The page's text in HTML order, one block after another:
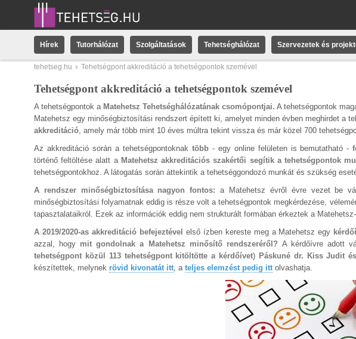
Hírek Tutorhálózat Szolgáltatások Tehetséghálózat Szervezetek és
tehetseg.hu Tehetségpont akkreditáció a tehetségpontok szemével
Tehetségpont akkreditáció a tehetségpontok szemével
A tehetségpontok a Matehetsz Tehetséghálózatának csomópontjai. A tehetségpontok
Matehetsz egy minőségbiztosítási rendszert épített ki, amelyet minden évben meghirdet a
akkreditáció, amely már több mint 10 éves múltra tekint vissza és már közel 700
Az akkreditáció során a tehetségpontoknak több- egy online felületen is bemutatható -
történő feltöltése alatt a Matehetsz akkreditációs szakértői segítik a tehetségpontok
tehetségpontokhoz. A látogatás során áttekintik a tehetséggondozó munkát és szükség
A rendszer minőségbiztosítása nagyon fontos: a Matehetsz évről évre vezet be
minőségbiztosítási folyamatnak eddig is része volt a tehetségpontok megkérdezése,
tapasztalataikról. Ezek az információk eddig nem strukturált formában érkeztek a
A 2019/2020-as akkreditáció befejeztével első ízben kereste meg a Matehetsz egy
azzal, hogy mit gondolnak a Matehetsz minősítő rendszeréről? A kérdőívre adott
tehetségpont közül 113 tehetségpont kitöltötte a kérdőívet) Páskuné dr. Kiss Judit
készítettek, melynek rövid kivonatát itt, a teljes elemzést pedig ittolvashatja.